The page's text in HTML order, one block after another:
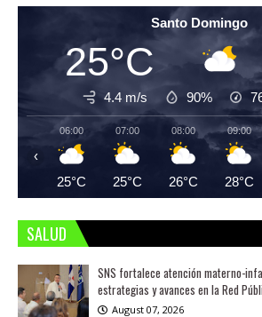
Santo Domingo
25°C
4.4 m/s 90%
06:00
25°C
07:00
25°C
08:00
26°C
09:00
28°C
‹
SALUD
SNS fortalece atención materno-
estrategias y avances en la Red
August 07, 2026